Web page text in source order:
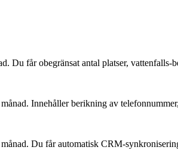
Du får obegränsat antal platser,
Innehåller berikning av
Du får automatisk CRM-